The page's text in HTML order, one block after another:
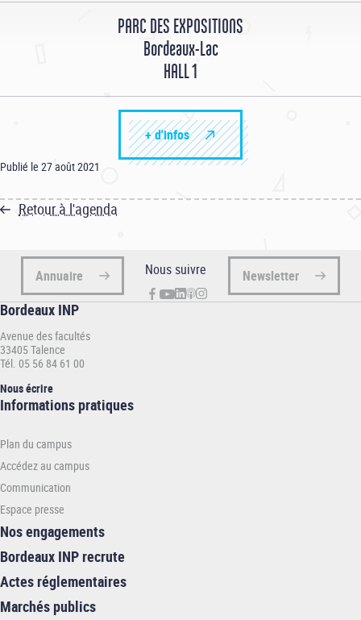
PARC DES EXPOSITIONS
Bordeaux-Lac
HALL 1
+ d'infos
Publié le 27 août 2021
Retour à l'agenda
Annuaire Nous suivre Newsletter
Bordeaux INP
Avenue des facultés
33405 Talence
Tél. 05 56 84 61 00
Nous écrire
Informations
INP
Informations pratiques
Plan du campus
Accédez au campus
Communication
Espace presse
Nos engagements
Bordeaux INP recrute
Actes réglementaires
Marchés publics